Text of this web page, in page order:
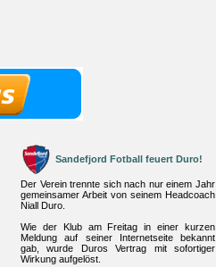
Sandefjord Fotball feuert Duro!
Der Verein trennte sich nach nur einem Jahr
gemeinsamer Arbeit von seinem Headcoach
Niall Duro.
Wie der Klub am Freitag in einer kurzen
Meldung auf seiner Internetseite bekannt
gab, wurde Duros Vertrag mit sofortiger
Wirkung aufgelöst.